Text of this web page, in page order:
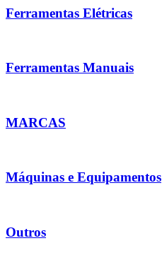
Ferramentas Elétricas
Ferramentas Manuais
MARCAS
Máquinas e Equipamentos
Outros